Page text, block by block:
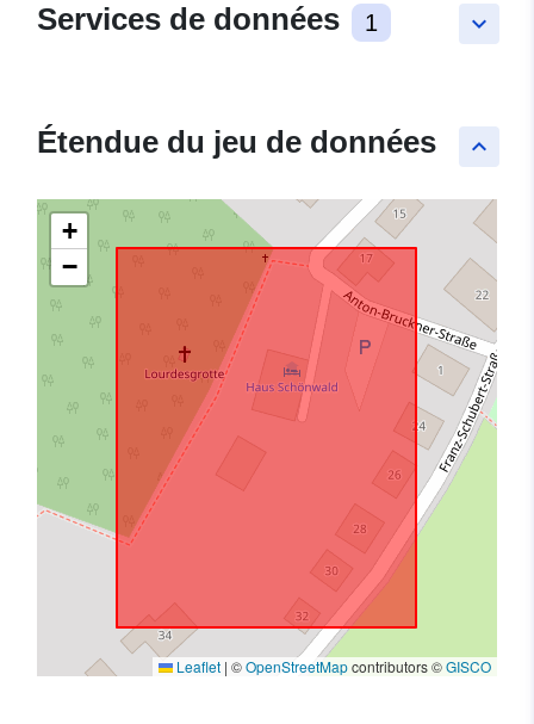
keyboard_arrow_down
Services de données 1
keyboard_arrow_up
Étendue du jeu de données
+
−
Leaflet | ©OpenStreetMapcontributors ©GISCO